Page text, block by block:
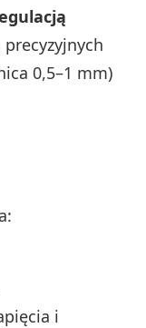
0,5–1 mm)
i